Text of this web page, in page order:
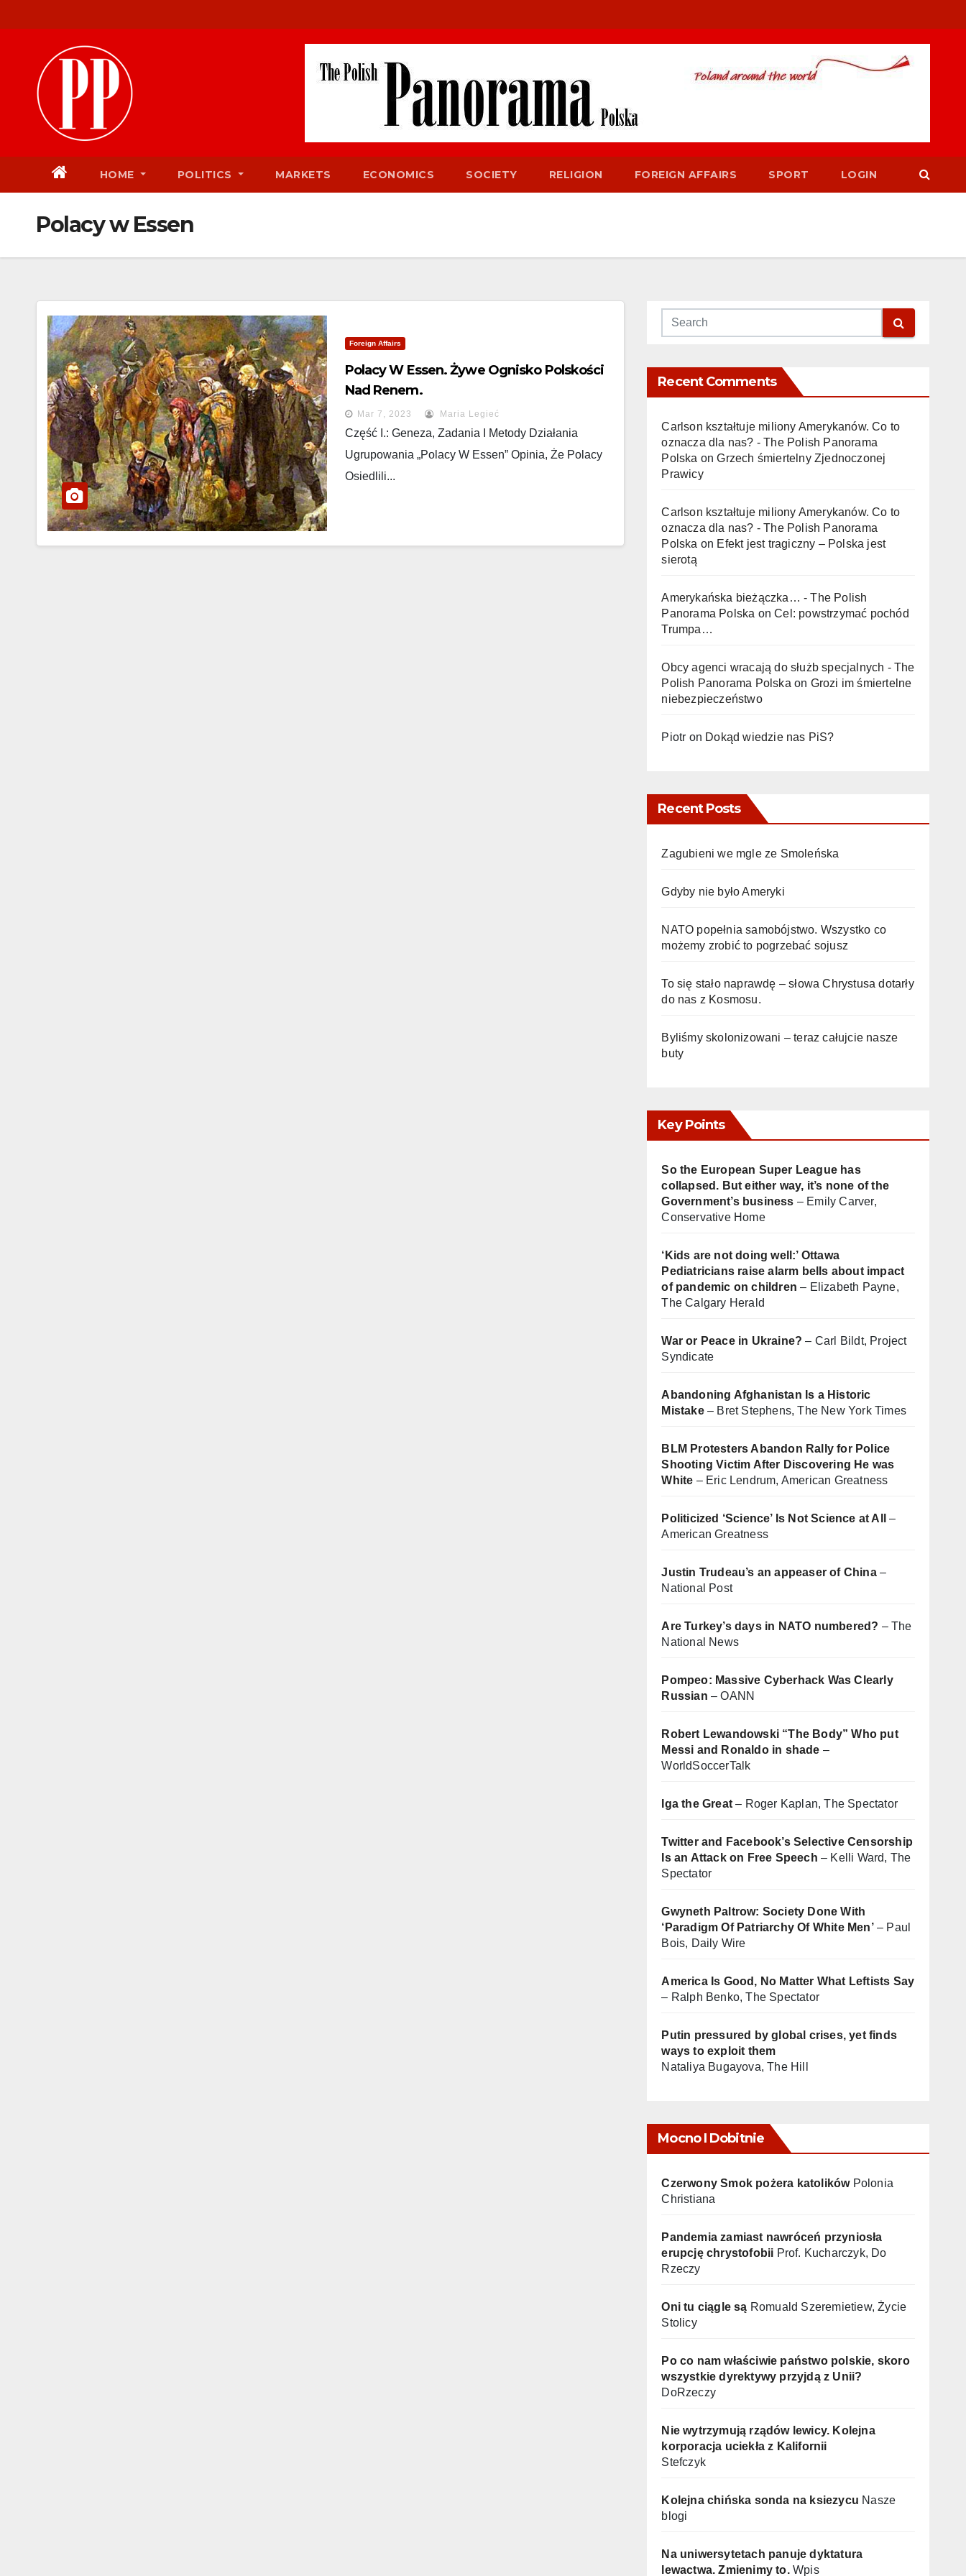
to
HOME POLITICS MARKETS ECONOMICS SOCIETY RELIGION FOREIGN AFFAIRS SPORT LOGIN
Polacy w Essen
Foreign Affairs
Polacy W Essen. Żywe Ognisko Polskości
Nad Renem.
Mar 7, 2023 Maria Legieć
Część I.: Geneza, Zadania I Metody Działania
Ugrupowania „Polacy W Essen” Opinia, Że Polacy
Osiedlili...
Recent Comments
Carlson kształtuje miliony Amerykanów. Co to
oznacza dla nas? - The Polish Panorama
Polska onGrzech śmiertelny Zjednoczonej
Prawicy
Carlson kształtuje miliony Amerykanów. Co to
oznacza dla nas? - The Polish Panorama
Polska on Efekt jest tragiczny – Polska jest
sierotą
Amerykańska bieżączka… - The Polish
Panorama Polska onCel: powstrzymać pochód
Trumpa…
Obcy agenci wracają do służb specjalnych - The
Polish Panorama Polska on Grozi im śmiertelne
niebezpieczeństwo
Piotr on Dokąd wiedzie nas PiS?
Recent Posts
Zagubieni we mgle ze Smoleńska
Gdyby nie było Ameryki
NATO popełnia samobójstwo. Wszystko co
możemy zrobić to pogrzebać sojusz
To się stało naprawdę – słowa Chrystusa dotarły
do nas z Kosmosu.
Byliśmy skolonizowani – teraz całujcie nasze
buty
Key Points
So the European Super League has
collapsed. But either way, it’s none of the
Government’s business – Emily Carver,
Conservative Home
‘Kids are not doing well:’ Ottawa
Pediatricians raise alarm bells about impact
of pandemic on children – Elizabeth Payne,
The Calgary Herald
War or Peace in Ukraine?– Carl Bildt, Project
Syndicate
Abandoning Afghanistan Is a Historic
Mistake– Bret Stephens, The New York Times
BLM Protesters Abandon Rally for Police
Shooting Victim After Discovering He was
White – Eric Lendrum, American Greatness
Politicized ‘Science’ Is Not Science at All
–
American Greatness
Justin Trudeau’s an appeaser of China–
National Post
Are Turkey’s days in NATO numbered? – The
National News
Pompeo: Massive Cyberhack Was Clearly
Russian – OANN
Robert Lewandowski “The Body” Who put
Messi and Ronaldo in shade –
WorldSoccerTalk
Iga the Great– Roger Kaplan, The Spectator
Twitter and Facebook’s Selective Censorship
Is an Attack on Free Speech – Kelli Ward, The
Spectator
Gwyneth Paltrow: Society Done With
‘Paradigm Of Patriarchy Of White Men’– Paul
Bois, Daily Wire
America Is Good, No Matter What Leftists Say
– Ralph Benko, The Spectator
Putin pressured by global crises, yet finds
ways to exploit them
Nataliya Bugayova, The Hill
Mocno I Dobitnie
Czerwony Smok pożera katolikówPolonia
Christiana
Pandemia zamiast nawróceń przyniosła
erupcję chrystofobii Prof. Kucharczyk, Do
Rzeczy
Oni tu ciągle są Romuald Szeremietiew, Życie
Stolicy
Po co nam właściwie państwo polskie, skoro
wszystkie dyrektywy przyjdą z Unii?
DoRzeczy
Nie wytrzymują rządów lewicy. Kolejna
korporacja uciekła z Kalifornii
Stefczyk
Kolejna chińska sonda na ksiezycu Nasze
blogi
Na uniwersytetach panuje dyktatura
lewactwa. Zmienimy to.Wpis